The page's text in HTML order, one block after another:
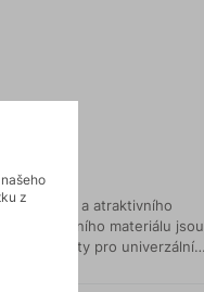
střihu a atraktivního
funkčního materiálu jsou
kalhoty pro univerzální
z